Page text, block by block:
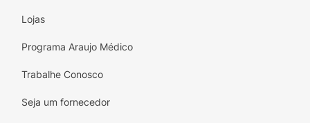
Lojas
Programa Araujo Médico
Trabalhe Conosco
Seja um fornecedor